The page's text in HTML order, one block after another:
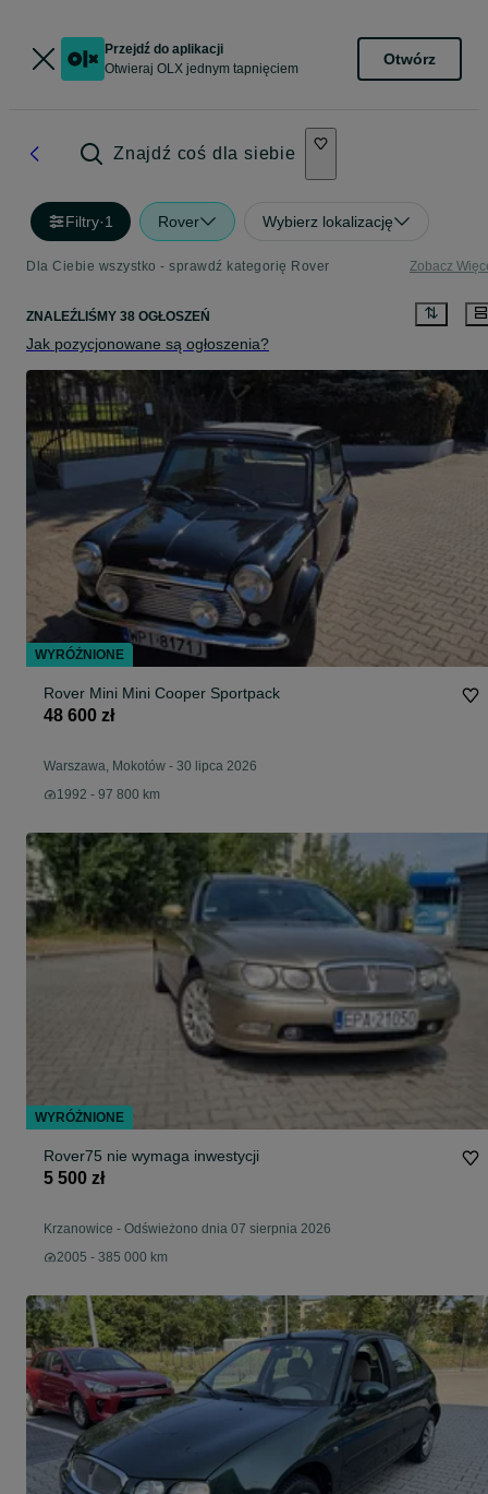
Przejdź do aplikacji
Otwieraj OLX jednym tapnięciem
Otwórz
Znajdź coś dla siebie
Filtry·1 Rover Wybierz lokalizację
Dla Ciebie wszystko - sprawdź kategorię Rover Zobacz
ZNALEŹLIŚMY 38 OGŁOSZEŃ
Jak pozycjonowane są ogłoszenia?
Rover Mini Mini Cooper Sportpack
48 600 zł
Warszawa, Mokotów - 30 lipca 2026
1992 - 97 800 km
Rover75 nie wymaga inwestycji
5 500 zł
Krzanowice - Odświeżono dnia 07 sierpnia 2026
2005 - 385 000 km
WYRÓŻNIONE
WYRÓŻNIONE